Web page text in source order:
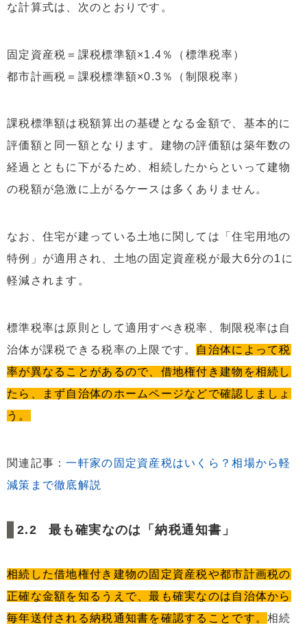
な計算式は、次のとおりです。
固定資産税＝課税標準額×1.4％（標準税率）
都市計画税＝課税標準額×0.3％（制限税率）
課税標準額は税額算出の基礎となる金額で、基本的に
評価額と同一額となります。建物の評価額は築年数の
経過とともに下がるため、相続したからといって建物
の税額が急激に上がるケースは多くありません。
なお、住宅が建っている土地に関しては「住宅用地の
特例」が適用され、土地の固定資産税が最大6分の1に
軽減されます。
標準税率は原則として適用すべき税率、制限税率は自
治体が課税できる税率の上限です。 自治体によって税
率が異なることがあるので、借地権付き建物を相続し
たら、まず自治体のホームページなどで確認しましょ
う。
関連記事：一軒家の固定資産税はいくら？相場から軽
減策まで徹底解説
最も確実なのは「納税通知書」
相続した借地権付き建物の固定資産税や都市計画税の
正確な金額を知るうえで、最も確実なのは自治体から
毎年送付される納税通知書を確認することです。相続